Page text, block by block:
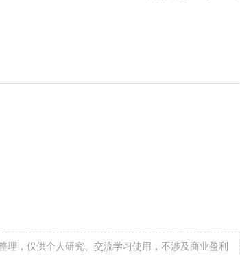
，仅供个人研究、交流学习使用，不涉及商业盈利